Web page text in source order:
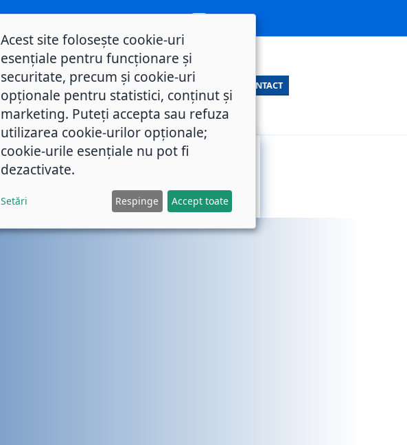
CONTACT
INTEGRITATE
Acest site folosește cookie-uri
esențiale pentru funcționare și
securitate, precum și cookie-uri
opționale pentru statistici, conținut și
marketing. Puteți accepta sau refuza
utilizarea cookie-urilor opționale;
cookie-urile esențiale nu pot fi
dezactivate.
Setări Respinge Accept toate